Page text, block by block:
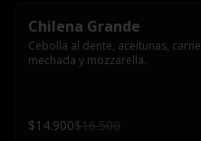
Chilena Grande
Cebolla al dente, aceitunas, carne
mechada y mozzarella.
$14.900$16.500